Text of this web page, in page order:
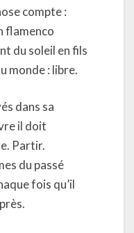
compte :
flamenco
du soleil en fils
monde : libre.
dans sa
il doit
Partir.
du passé
fois qu’il